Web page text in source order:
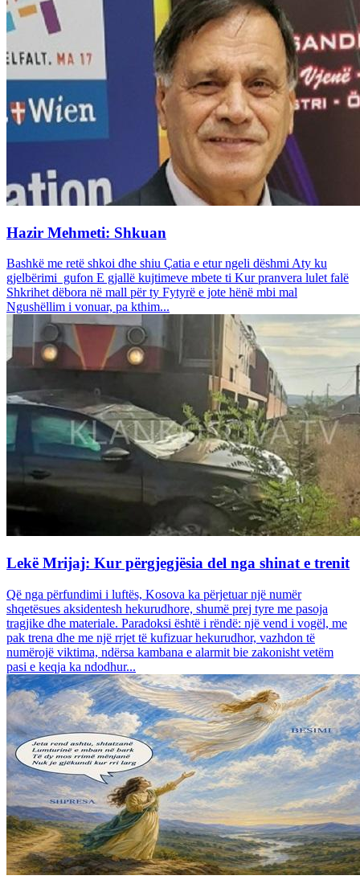
Hazir Mehmeti: Shkuan
Bashkë me retë shkoi dhe shiu Çatia e etur ngeli dëshmi Aty ku
gjelbërimi gufon E gjallë kujtimeve mbete ti Kur pranvera lulet falë
Shkrihet dëbora në mall për ty Fytyrë e jote hënë mbi mal
Ngushëllim i vonuar, pa kthim...
Lekë Mrijaj: Kur përgjegjësia del nga shinat e trenit
Që nga përfundimi i luftës, Kosova ka përjetuar një numër
shqetësues aksidentesh hekurudhore, shumë prej tyre me pasoja
tragjike dhe materiale. Paradoksi është i rëndë: një vend i vogël, me
pak trena dhe me një rrjet të kufizuar hekurudhor, vazhdon të
numërojë viktima, ndërsa kambana e alarmit bie zakonisht vetëm
pasi e keqja ka ndodhur...